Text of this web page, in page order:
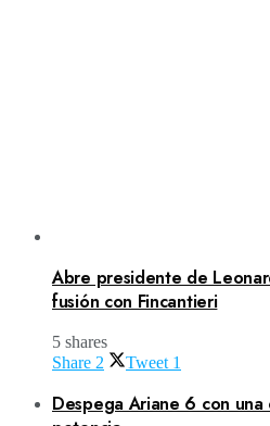
Abre presidente de
fusión con Fincantieri
5 shares
Share 2 Tweet 1
Despega Ariane 6 con